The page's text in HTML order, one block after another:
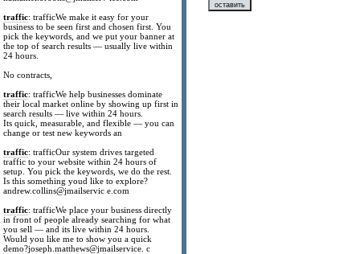
traffic: trafficWe make it easy for your
business to be seen first and chosen first. You
pick the keywords, and we put your banner at
the top of search results — usually live within
24 hours.
No contracts,
traffic: trafficWe help businesses dominate
their local market online by showing up first in
search results — live within 24 hours.
Its quick, measurable, and flexible — you can
change or test new keywords an
traffic: trafficOur system drives targeted
traffic to your website within 24 hours of
setup. You pick the keywords, we do the rest.
Is this something youd like to explore?
andrew.collins@jmailservic e.com
traffic: trafficWe place your business directly
in front of people already searching for what
you sell — and its live within 24 hours.
Would you like me to show you a quick
demo?joseph.matthews@jmailservice. c